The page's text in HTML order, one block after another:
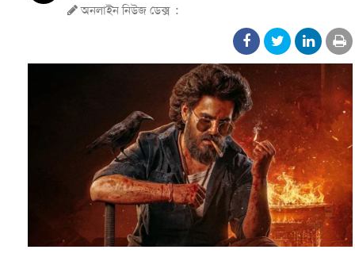
অনলাইন নিউজ ডেক্স :